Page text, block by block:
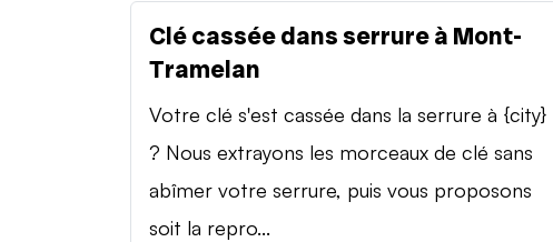
Clé cassée dans serrure à Mont-
Tramelan
Votre clé s'est cassée dans la serrure à {city}
? Nous extrayons les morceaux de clé sans
abîmer votre serrure, puis vous proposons
soit la repro...